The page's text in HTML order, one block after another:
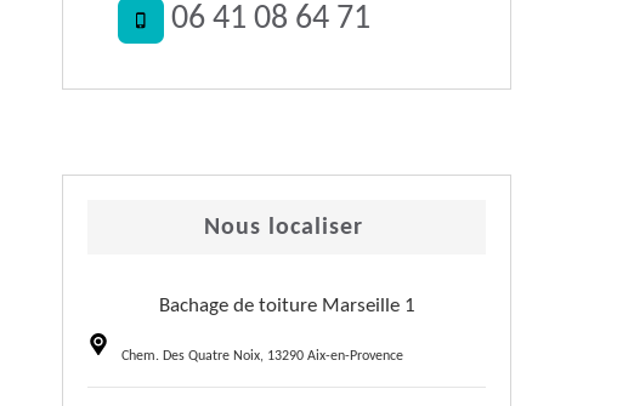
06 41 08 64 71
Nous localiser
Bachage de toiture Marseille 1
Chem. Des Quatre Noix, 13290 Aix-en-Provence